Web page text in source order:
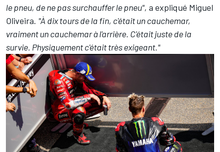
le pneu, de ne pas surchauffer le pneu", a expliqué Miguel
Oliveira. "À dix tours de la fin, c'était un cauchemar,
vraiment un cauchemar à l'arrière. C'était juste de la
survie. Physiquement c'était très exigeant."